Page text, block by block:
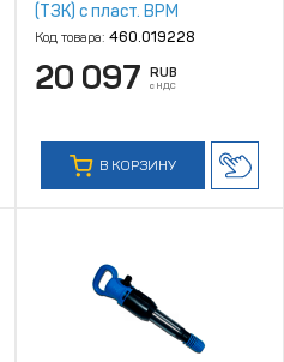
(ТЗК) с пласт. ВРМ
Код товара: 460.019228
20 097 RUB
с НДС
В КОРЗИНУ